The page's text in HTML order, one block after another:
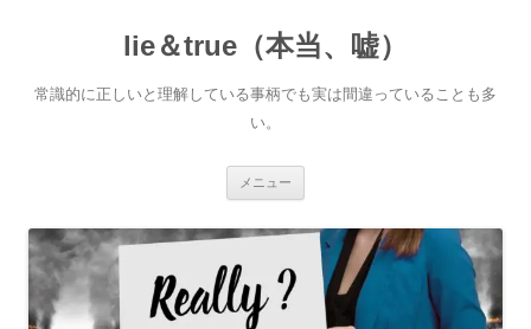
へ
ス
lie＆true（本当、嘘）
常識的に正しいと理解している事柄でも実は間違っていることも多
い。
メニュー